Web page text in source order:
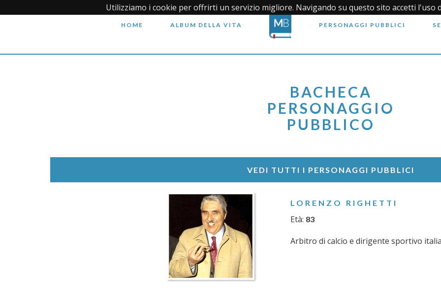
Utilizziamo i cookie per offrirti un servizio migliore. Navigando su questo sito accetti l'uso
HOME ALBUM DELLA VITA PERSONAGGI PUBBLICI
BACHECA
PERSONAGGIO
PUBBLICO
VEDI TUTTI I PERSONAGGI PUBBLICI
LORENZO RIGHETTI
Età: 83
Arbitro di calcio e dirigente sportivo